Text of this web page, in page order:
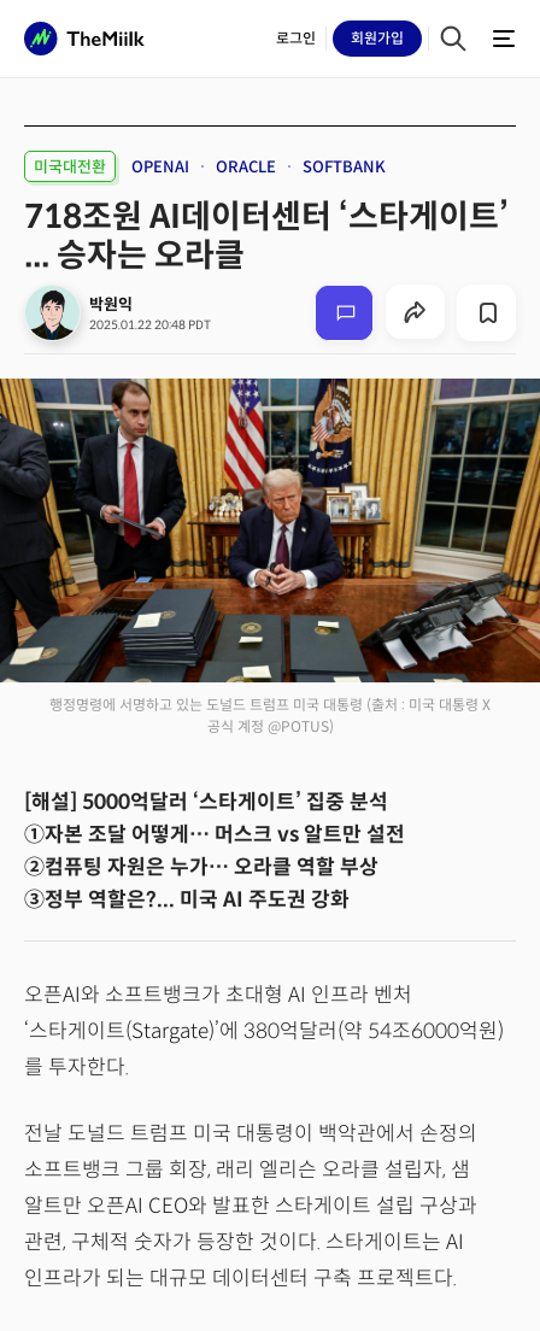
로그인 회원가입
미국대전환 OPENAI ORACLE SOFTBANK
718조원 AI데이터센터 ‘스타게이트’
... 승자는 오라클
박원익
2025.01.22 20:48 PDT
행정명령에 서명하고 있는 도널드 트럼프 미국 대통령 (출처 : 미국 대통령 X
공식 계정 @POTUS)
[해설] 5000억달러 ‘스타게이트’ 집중 분석
①자본 조달 어떻게… 머스크 vs 알트만 설전
②컴퓨팅 자원은 누가… 오라클 역할 부상
③정부 역할은?... 미국 AI 주도권 강화
오픈AI와 소프트뱅크가 초대형 AI 인프라 벤처
‘스타게이트(Stargate)’에 380억달러(약 54조6000억원)
를 투자한다.
전날 도널드 트럼프 미국 대통령이 백악관에서 손정의
소프트뱅크 그룹 회장, 래리 엘리슨 오라클 설립자, 샘
알트만 오픈AI CEO와 발표한 스타게이트 설립 구상과
관련, 구체적 숫자가 등장한 것이다. 스타게이트는 AI
인프라가 되는 대규모 데이터센터 구축 프로젝트다.